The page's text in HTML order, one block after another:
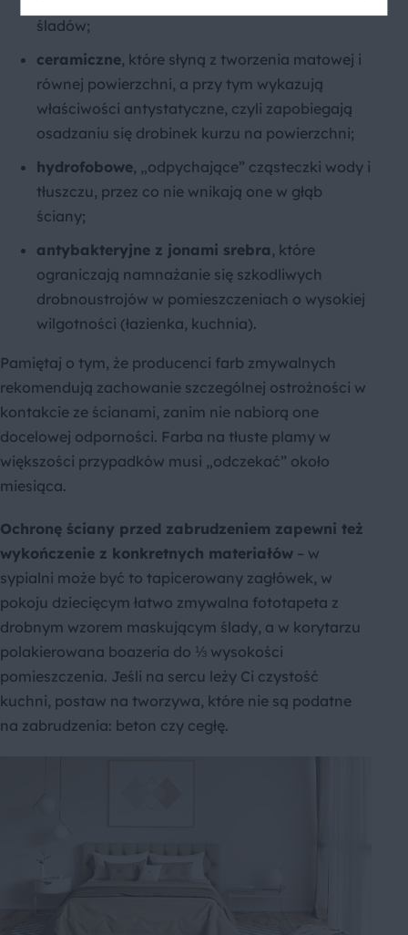
śladów;
ceramiczne, które słyną z tworzenia matowej i
równej powierzchni, a przy tym wykazują
właściwości antystatyczne, czyli zapobiegają
osadzaniu się drobinek kurzu na powierzchni;
hydrofobowe, „odpychające” cząsteczki wody i
tłuszczu, przez co nie wnikają one w głąb
ściany;
antybakteryjne z jonami srebra , które
ograniczają namnażanie się szkodliwych
drobnoustrojów w pomieszczeniach o wysokiej
wilgotności (łazienka, kuchnia).
Pamiętaj o tym, że producenci farb zmywalnych
rekomendują zachowanie szczególnej ostrożności w
kontakcie ze ścianami, zanim nie nabiorą one
docelowej odporności. Farba na tłuste plamy w
większości przypadków musi „odczekać” około
miesiąca.
Ochronę ściany przed zabrudzeniem zapewni też
wykończenie z konkretnych materiałów – w
sypialni może być to tapicerowany zagłówek, w
pokoju dziecięcym łatwo zmywalna fototapeta z
drobnym wzorem maskującym ślady, a w korytarzu
polakierowana boazeria do ⅓ wysokości
pomieszczenia. Jeśli na sercu leży Ci czystość
kuchni, postaw na tworzywa, które nie są podatne
na zabrudzenia: beton czy cegłę.